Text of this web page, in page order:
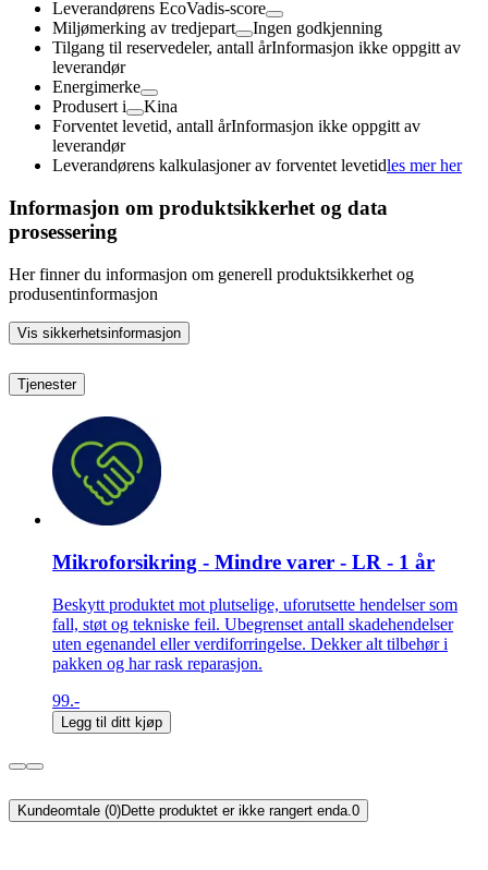
Leverandørens EcoVadis-score
Miljømerking av tredjepart
Ingen godkjenning
Tilgang til reservedeler, antall årInformasjon ikke oppgitt av
leverandør
Energimerke
Produsert i
Kina
Forventet levetid, antall årInformasjon ikke oppgitt av
leverandør
Leverandørens kalkulasjoner av forventet levetidles mer her
Informasjon om produktsikkerhet og data
prosessering
Her finner du informasjon om generell produktsikkerhet og
produsentinformasjon
Vis sikkerhetsinformasjon
Tjenester
Mikroforsikring - Mindre varer - LR - 1 år
Beskytt produktet mot plutselige, uforutsette hendelser som
fall, støt og tekniske feil. Ubegrenset antall skadehendelser
uten egenandel eller verdiforringelse. Dekker alt tilbehør i
pakken og har rask reparasjon.
99.-
Legg til ditt kjøp
Kundeomtale (0)Dette produktet er ikke rangert enda. 0